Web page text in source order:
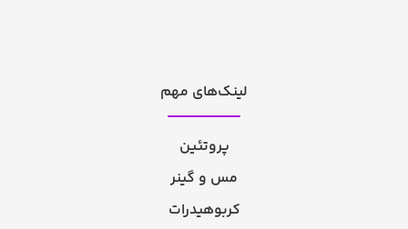
لینک‌های مهم
پروتئین
مس و گینر
کربوهیدرات